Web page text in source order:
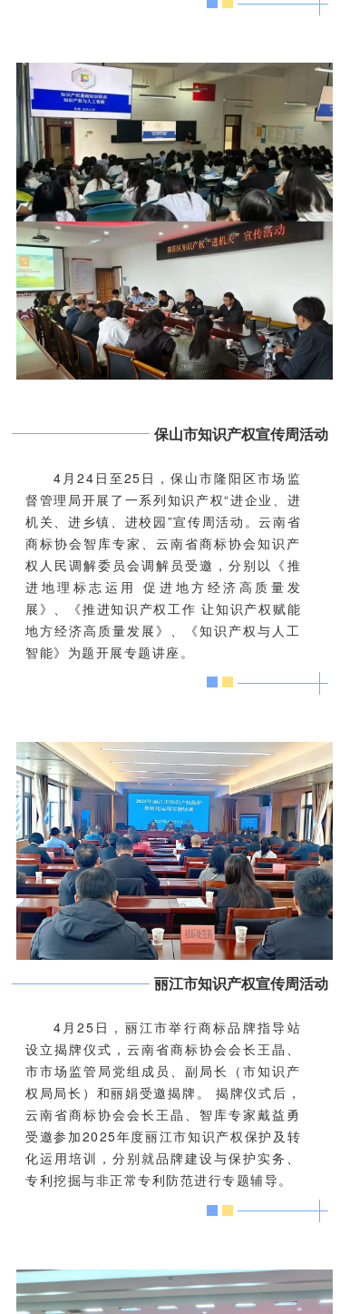
保山市知识产权宣传周活动
4月24日至25日，保山市隆阳区市场监
督管理局开展了一系列知识产权“进企业、进
机关、进乡镇、进校园”宣传周活动。云南省
商标协会智库专家、云南省商标协会知识产
权人民调解委员会调解员受邀，分别以《 推
进地理标志运用 促进地方经济高质量发
展》、《推进知识产权工作 让知识产权赋能
地方经济高质量发展》、《知识产权与人工
智能》为题开展专题讲座。
丽江市知识产权宣传周活动
4月25日，丽江市举行商标品牌指导站
设立揭牌仪式，云南省商标协会会长王晶、
市市场监管局党组成员、副局长（市知识产
权局局长）和丽娟受邀揭牌。 揭牌仪式后，
云南省商标协会会长王晶、智库专家戴益勇
受邀参加2025年度丽江市知识产权保护及转
化运用培训，分别就品牌建设与保护实务、
专利挖掘与非正常专利防范进行专题辅导。